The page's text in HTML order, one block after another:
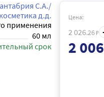
С.А./
д.д.
применения
60 мл
срок
Цена:
2 026.26₽
2 006